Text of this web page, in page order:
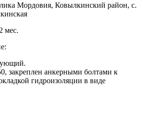
Мордовия, Ковылкинский район, с.
мес.
закреплен анкерными болтами к
гидроизоляции в виде